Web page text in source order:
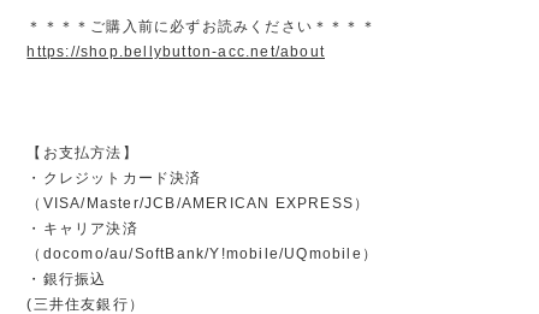
＊＊＊＊ご購入前に必ずお読みください＊＊＊＊
https://shop.bellybutton-acc.net/about
【お支払方法】
・クレジットカード決済
（VISA/Master/JCB/AMERICAN EXPRESS）
・キャリア決済
（docomo/au/SoftBank/Y!mobile/UQmobile）
・銀行振込
(三井住友銀行）